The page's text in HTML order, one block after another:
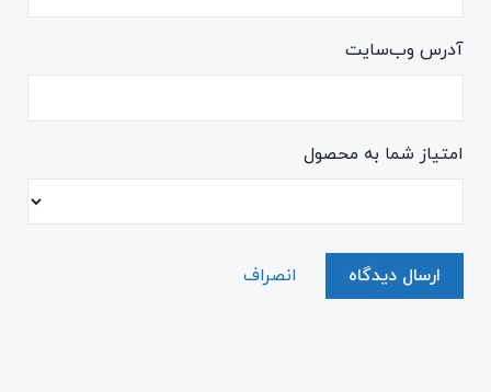
آدرس وب‌سایت
امتیاز شما به محصول
ارسال دیدگاه انصراف